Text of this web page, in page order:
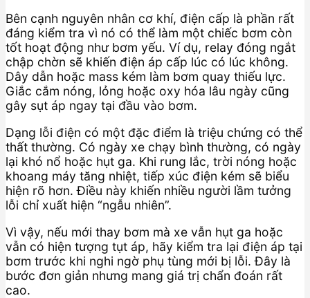
Bên cạnh nguyên nhân cơ khí, điện cấp là phần rất
đáng kiểm tra vì nó có thể làm một chiếc bơm còn
tốt hoạt động như bơm yếu. Ví dụ, relay đóng ngắt
chập chờn sẽ khiến điện áp cấp lúc có lúc không.
Dây dẫn hoặc mass kém làm bơm quay thiếu lực.
Giắc cắm nóng, lỏng hoặc oxy hóa lâu ngày cũng
gây sụt áp ngay tại đầu vào bơm.
Dạng lỗi điện có một đặc điểm là triệu chứng có thể
thất thường. Có ngày xe chạy bình thường, có ngày
lại khó nổ hoặc hụt ga. Khi rung lắc, trời nóng hoặc
khoang máy tăng nhiệt, tiếp xúc điện kém sẽ biểu
hiện rõ hơn. Điều này khiến nhiều người lầm tưởng
lỗi chỉ xuất hiện “ngẫu nhiên”.
Vì vậy, nếu mới thay bơm mà xe vẫn hụt ga hoặc
vẫn có hiện tượng tụt áp, hãy kiểm tra lại điện áp tại
bơm trước khi nghi ngờ phụ tùng mới bị lỗi. Đây là
bước đơn giản nhưng mang giá trị chẩn đoán rất
cao.